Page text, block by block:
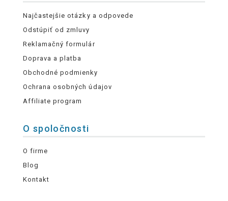
Najčastejšie otázky a odpovede
Odstúpiť od zmluvy
Reklamačný formulár
Doprava a platba
Obchodné podmienky
Ochrana osobných údajov
Affiliate program
O spoločnosti
O firme
Blog
Kontakt